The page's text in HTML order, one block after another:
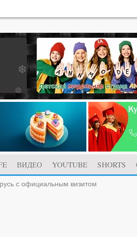
ВИДЕО YOUTUBE SHORTS
с официальным визитом